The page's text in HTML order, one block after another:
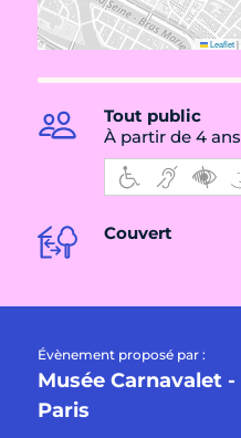
Leaflet|
Tout public
À partir de 4 ans
Couvert
Évènement proposé par :
Musée Carnavalet
Paris